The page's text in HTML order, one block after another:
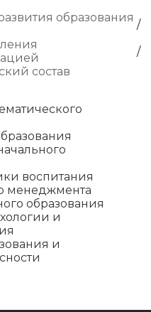
образования
состав
воспитания
менеджмента
образования
и
и